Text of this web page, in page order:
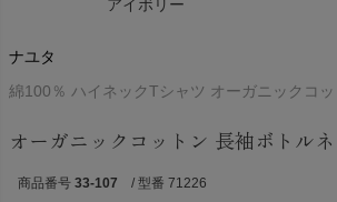
アイボリー
ナユタ
綿100％ ハイネックTシャツ オーガニックコッ
オーガニックコットン 長袖ボトル
商品番号 33-107 / 型番 71226